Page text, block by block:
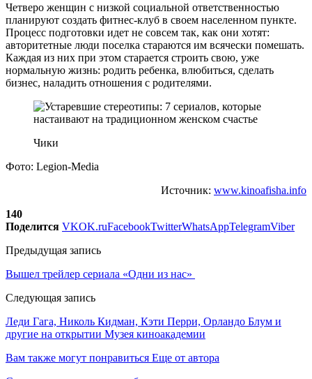
Четверо женщин с низкой социальной ответственностью
планируют создать фитнес-клуб в своем населенном пункте.
Процесс подготовки идет не совсем так, как они хотят:
авторитетные люди поселка стараются им всячески помешать.
Каждая из них при этом старается строить свою, уже
нормальную жизнь: родить ребенка, влюбиться, сделать
бизнес, наладить отношения с родителями.
Чики
Фото: Legion-Media
Источник: www.kinoafisha.info
140
Поделится VKOK.ruFacebookTwitterWhatsAppTelegramViber
Предыдущая запись
Вышел трейлер сериала «Одни из нас»
Следующая запись
Леди Гага, Николь Кидман, Кэти Перри, Орландо Блум и
другие на открытии Музея киноакадемии
Вам также могут понравиться Еще от автора